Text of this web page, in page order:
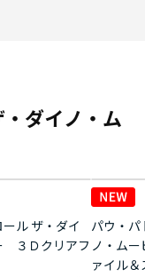
ダイノ・ム
ル ザ・ダイ
３Ｄクリアフ
パウ・パ
ノ・ム
ァイル